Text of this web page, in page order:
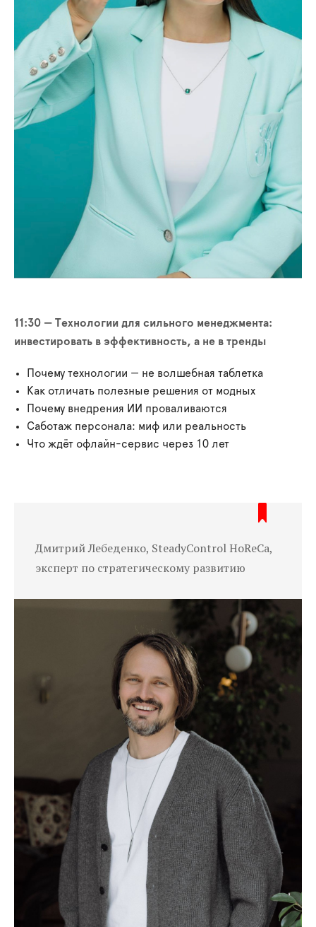
11:30 — Технологии для сильного менеджмента:
инвестировать в эффективность, а не в тренды
Почему технологии — не волшебная таблетка
Как отличать полезные решения от модных
Почему внедрения ИИ проваливаются
Саботаж персонала: миф или реальность
Что ждёт офлайн-сервис через 10 лет
Дмитрий Лебеденко, SteadyControl HoReCa,
эксперт по стратегическому развитию